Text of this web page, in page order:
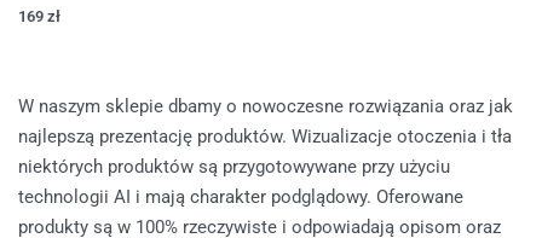
169 zł
W naszym sklepie dbamy o nowoczesne rozwiązania oraz jak
najlepszą prezentację produktów. Wizualizacje otoczenia i tła
niektórych produktów są przygotowywane przy użyciu
technologii AI i mają charakter podglądowy. Oferowane
produkty są w 100% rzeczywiste i odpowiadają opisom oraz